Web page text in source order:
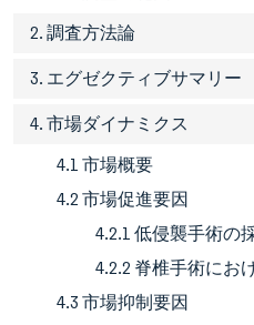
2. 調査方法論
3. エグゼクティブサマリー
4. 市場ダイナミクス
4.1 市場概要
4.2 市場促進要因
4.2.1 低侵襲手術の
4.2.2 脊椎手術にお
4.3 市場抑制要因